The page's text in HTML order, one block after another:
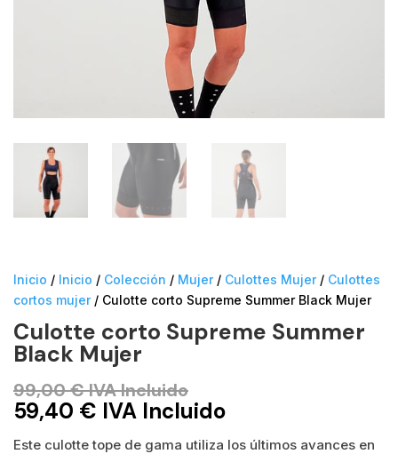
Inicio / Inicio / Colección / Mujer/ Culottes Mujer/ Culottes
cortos mujer/ Culotte corto Supreme Summer Black Mujer
Culotte corto Supreme Summer
Black Mujer
99,00€IVA Incluido
59,40 € IVA Incluido
Este culotte tope de gama utiliza los últimos avances en